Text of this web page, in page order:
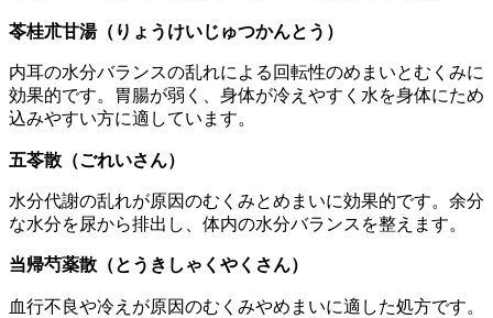
苓桂朮甘湯（りょうけいじゅつかんとう）
内耳の水分バランスの乱れによる回転性のめまいとむくみに
効果的です。胃腸が弱く、身体が冷えやすく水を身体にため
込みやすい方に適しています。
五苓散（ごれいさん）
水分代謝の乱れが原因のむくみとめまいに効果的です。余分
な水分を尿から排出し、体内の水分バランスを整えます。
当帰芍薬散（とうきしゃくやくさん）
血行不良や冷えが原因のむくみやめまいに適した処方です。